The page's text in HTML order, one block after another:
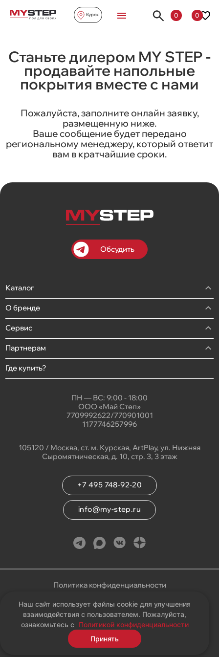
Курск 0 0
Станьте дилером MY STEP -
продавайте напольные
покрытия вместе с нами
Пожалуйста, заполните онлайн заявку,
размещенную ниже.
Ваше сообщение будет передано
региональному менеджеру, который ответит
вам в кратчайшие сроки.
Обсудить
Каталог
О бренде
Сервис
Партнерам
Где купить?
ПН — ВС: 9:00 - 18:00
ООО «Май Степ»
7709992622/770901001
1177746257996
105120 / Москва, ст. м. Курская, ArtPlay, ул. Нижняя
Сыромятническая, д. 10, стр. 3, 3 этаж
+7 495 748-92-20
info@my-step.ru
Политика конфиденциальности
Соглашение на обработку персональных данных
Карта сайта
Наш сайт использует файлы cookie для улучшения
взаимодействия с пользователем. Пожалуйста,
ознакомьтесь с
Политикой конфиденциальности
Принять